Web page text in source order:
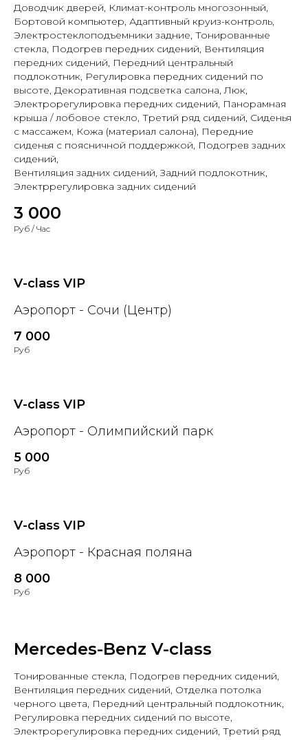
Доводчик дверей, Климат-контроль многозонный,
Бортовой компьютер, Адаптивный круиз-контроль,
Электростеклоподъемники задние, Тонированные
стекла, Подогрев передних сидений, Вентиляция
передних сидений, Передний центральный
подлокотник, Регулировка передних сидений по
высоте, Декоративная подсветка салона, Люк,
Электрорегулировка передних сидений, Панорамная
крыша / лобовое стекло, Третий ряд сидений, Сиденья
с массажем, Кожа (материал салона), Передние
сиденья с поясничной поддержкой, Подогрев задних
сидений,
Вентиляция задних сидений, Задний подлокотник,
Электррегулировка задних сидений
3 000
Руб / Час
V-class VIP
Аэропорт - Сочи (Центр)
7 000
Руб
V-class VIP
Аэропорт - Олимпийский парк
5 000
Руб
V-class VIP
Аэропорт - Красная поляна
8 000
Руб
Mercedes-Benz V-class
Тонированные стекла, Подогрев передних сидений,
Вентиляция передних сидений, Отделка потолка
черного цвета, Передний центральный подлокотник,
Регулировка передних сидений по высоте,
Электрорегулировка передних сидений, Третий ряд